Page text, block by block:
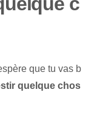
que tu vas b
quelque chos